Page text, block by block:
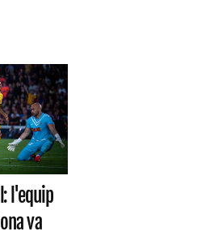
l'equip
va